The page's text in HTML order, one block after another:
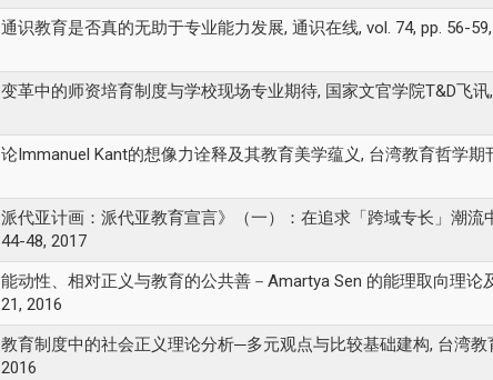
通识教育是否真的无助于专业能力发展, 通识在线, vol. 74, pp. 56-
变革中的师资培育制度与学校现场专业期待, 国家文官学院T&D飞讯
论Immanuel Kant的想像力诠释及其教育美学蕴义, 台湾教育哲学期
派代亚计画：派代亚教育宣言》（一）：在追求「跨域专长」潮流
44-48, 2017
能动性、相对正义与教育的公共善－Amartya Sen 的能理取向理论
21, 2016
教育制度中的社会正义理论分析─多元观点与比较基础建构, 台湾教
2016